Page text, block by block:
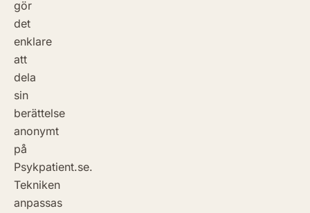
gör
det
enklare
att
dela
sin
berättelse
anonymt
på
Psykpatient.se.
Tekniken
anpassas